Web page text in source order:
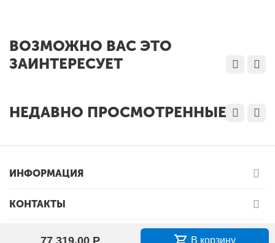
ВОЗМОЖНО ВАС ЭТО
ЗАИНТЕРЕСУЕТ
НЕДАВНО ПРОСМОТРЕННЫЕ
ИНФОРМАЦИЯ
КОНТАКТЫ
77 319.00 Р В корзину